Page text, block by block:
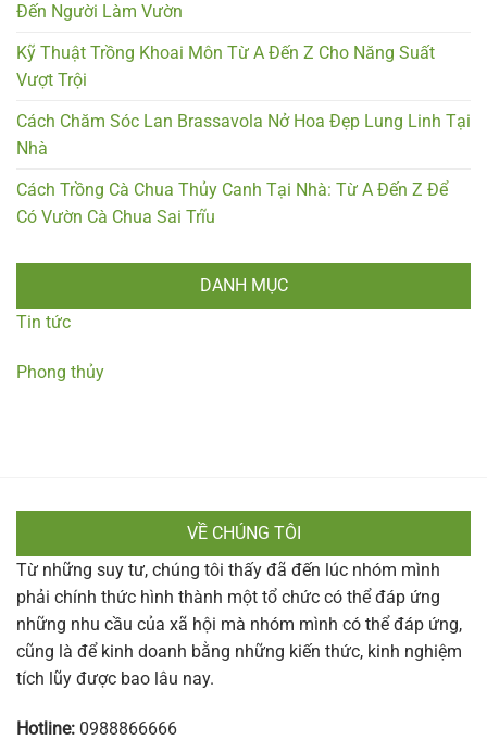
Đến Người Làm Vườn
Kỹ Thuật Trồng Khoai Môn Từ A Đến Z Cho Năng Suất
Vượt Trội
Cách Chăm Sóc Lan Brassavola Nở Hoa Đẹp Lung Linh Tại
Nhà
Cách Trồng Cà Chua Thủy Canh Tại Nhà: Từ A Đến Z Để
Có Vườn Cà Chua Sai Trĩu
DANH MỤC
Tin tức
Phong thủy
VỀ CHÚNG TÔI
Từ những suy tư, chúng tôi thấy đã đến lúc nhóm mình
phải chính thức hình thành một tổ chức có thể đáp ứng
những nhu cầu của xã hội mà nhóm mình có thể đáp ứng,
cũng là để kinh doanh bằng những kiến thức, kinh nghiệm
tích lũy được bao lâu nay.
Hotline: 0988866666